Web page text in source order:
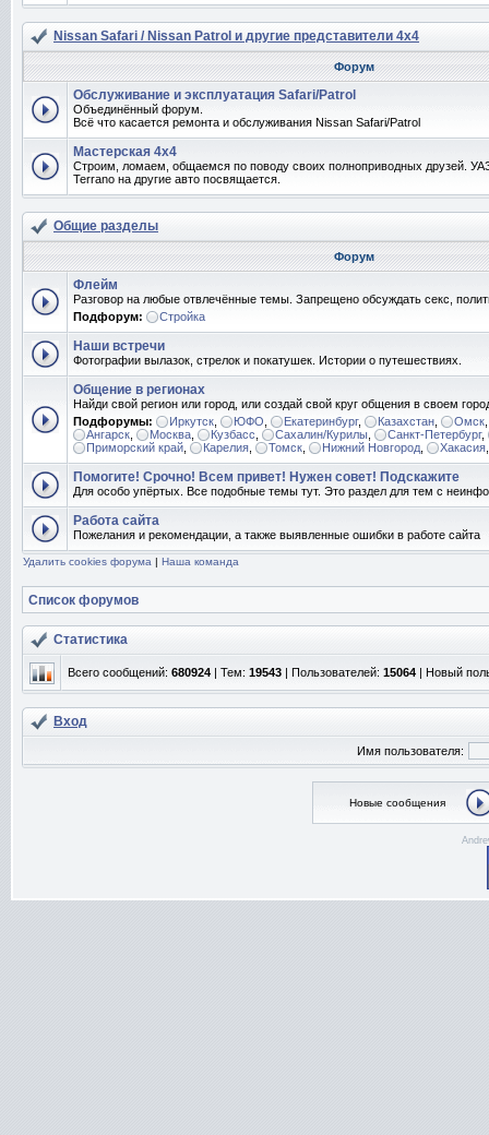
Nissan Safari / Nissan Patrol и другие представители 4x4
Форум
Обслуживание и эксплуатация Safari/Patrol
Объединённый форум.
Всё что касается ремонта и обслуживания Nissan Safari/Patrol
Мастерская 4x4
Строим, ломаем, общаемся по поводу своих полноприводных друзей.
Terrano на другие авто посвящается.
Общие разделы
Форум
Флейм
Разговор на любые отвлечённые темы. Запрещено обсуждать секс,
Подфорум:
Стройка
Наши встречи
Фотографии вылазок, стрелок и покатушек. Истории о путешествиях.
Общение в регионах
Найди свой регион или город, или создай свой круг общения в своем
Подфорумы:
Иркутск ЮФО Екатеринбург, Казахстан Омск
Ангарск
Москва Кузбасс Сахалин/Курилы Санкт-Петербург,
Приморский край
Карелия Томск Нижний Новгород Хакасия
Помогите! Срочно! Всем привет! Нужен совет! Подскажите
Для особо упёртых. Все подобные темы тут. Это раздел для тем с
Работа сайта
Пожелания и рекомендации, а также выявленные ошибки в работе сайта
Удалить cookies форума | Наша команда
Список форумов
Статистика
Всего сообщений: 680924 | Тем: 19543 | Пользователей: 15064 | Новый
Вход
Имя пользователя:
Новые сообщения